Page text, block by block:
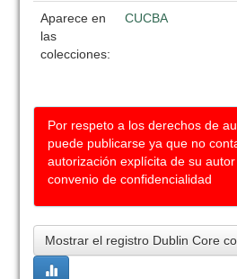
Aparece en
las
colecciones:
CUCBA
Por respeto a los derechos de
puede publicarse ya que no
autorización explícita de su
convenio de confidencialidad
Mostrar el registro Dublin Core